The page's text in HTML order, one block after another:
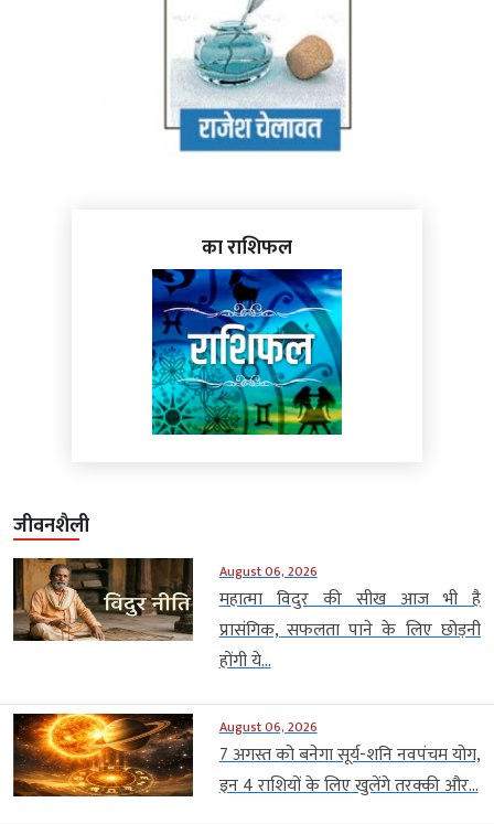
का राशिफल
जीवनशैली
August 06, 2026
महात्मा विदुर की सीख आज भी है
प्रासंगिक, सफलता पाने के लिए छोड़नी
होंगी ये...
August 06, 2026
7 अगस्त को बनेगा सूर्य-शनि नवपंचम योग,
इन 4 राशियों के लिए खुलेंगे तरक्की और...